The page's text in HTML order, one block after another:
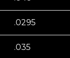
.0295
.035